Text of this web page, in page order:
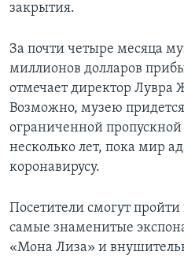
закрытия.
За почти четыре месяца
миллионов долларов
отмечает директор
Возможно, музею
ограниченной пропускной
несколько лет, пока мир
коронавирусу.
Посетители смогут
самые знаменитые
«Мона Лиза» и